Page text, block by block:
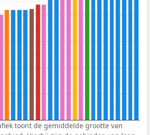
toont de gemiddelde grootte van